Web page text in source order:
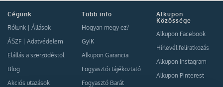
Cégünk
Rólunk
Állások
ÁSZF
Adatvédelem
Elállás a szerződéstől
Blog
Akciós utazások
Több info
Hogyan megy ez?
GyIK
Alkupon Garancia
Fogyasztói tájékoztató
Fogyasztó Barát
Alkupon
Közössége
Alkupon Facebook
Hírlevél feliratkozás
Alkupon Instagram
Alkupon Pinterest